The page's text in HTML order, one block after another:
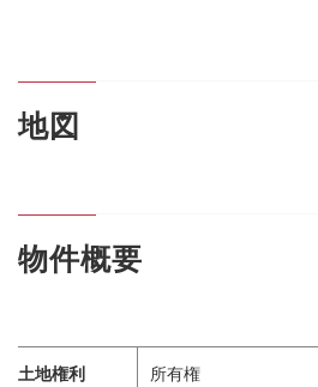
地図
物件概要
土地権利 所有権